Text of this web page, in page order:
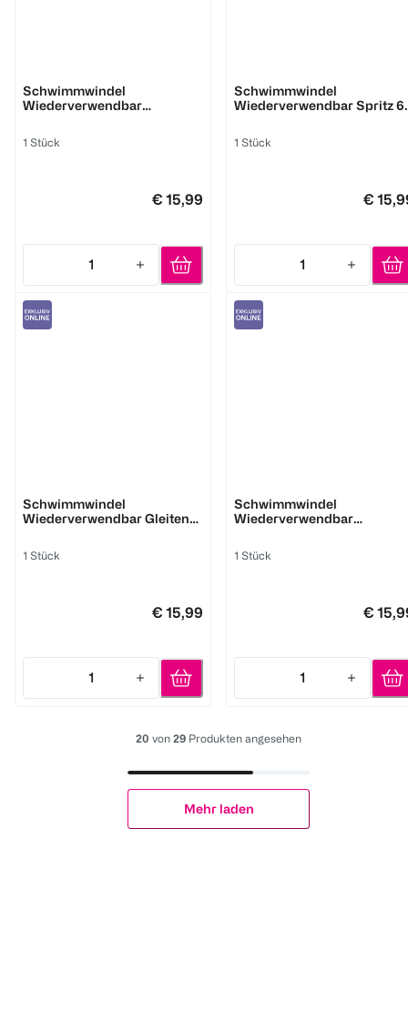
Schwimmwindel
Wiederverwendbar
1 Stück
€ 15,99
1
Quantity: 1
Schwimmwindel
Wiederverwendbar Spritz
1 Stück
€
1
Quantity: 1
Schwimmwindel
Wiederverwendbar Gleiten
1 Stück
€ 15,99
1
Quantity: 1
Schwimmwindel
Wiederverwendbar
1 Stück
€
1
Quantity: 1
20 von 29 Produkten angesehen
Mehr laden